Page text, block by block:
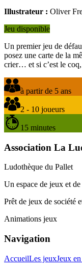
Illustrateur : Oliver
Jeu disponible
Un premier jeu de
posez une carte de la
crier… et si c’est le
à partir de 5 ans
2 - 10 joueurs
15 minutes
Association La
Ludothèque du Pallet
Un espace de jeux et
Prêt de jeux de société
Animations jeux
Navigation
AccueilLes jeuxJeux